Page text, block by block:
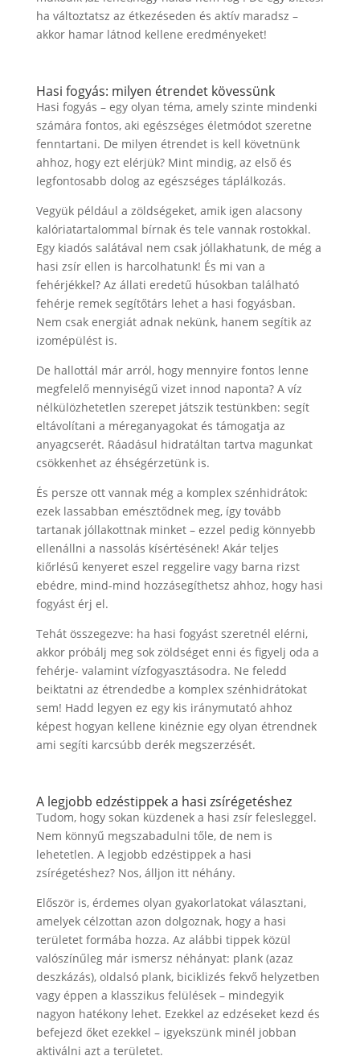
ha változtatsz az étkezéseden és aktív maradsz –
akkor hamar látnod kellene eredményeket!
Hasi fogyás: milyen étrendet kövessünk
Hasi fogyás – egy olyan téma, amely szinte mindenki
számára fontos, aki egészséges életmódot szeretne
fenntartani. De milyen étrendet is kell követnünk
ahhoz, hogy ezt elérjük? Mint mindig, az első és
legfontosabb dolog az egészséges táplálkozás.
Vegyük például a zöldségeket, amik igen alacsony
kalóriatartalommal bírnak és tele vannak rostokkal.
Egy kiadós salátával nem csak jóllakhatunk, de még a
hasi zsír ellen is harcolhatunk! És mi van a
fehérjékkel? Az állati eredetű húsokban található
fehérje remek segítőtárs lehet a hasi fogyásban.
Nem csak energiát adnak nekünk, hanem segítik az
izomépülést is.
De hallottál már arról, hogy mennyire fontos lenne
megfelelő mennyiségű vizet innod naponta? A víz
nélkülözhetetlen szerepet játszik testünkben: segít
eltávolítani a méreganyagokat és támogatja az
anyagcserét. Ráadásul hidratáltan tartva magunkat
csökkenhet az éhségérzetünk is.
És persze ott vannak még a komplex szénhidrátok:
ezek lassabban emésztődnek meg, így tovább
tartanak jóllakottnak minket – ezzel pedig könnyebb
ellenállni a nassolás kísértésének! Akár teljes
kiőrlésű kenyeret eszel reggelire vagy barna rizst
ebédre, mind-mind hozzásegíthetsz ahhoz, hogy hasi
fogyást érj el.
Tehát összegezve: ha hasi fogyást szeretnél elérni,
akkor próbálj meg sok zöldséget enni és figyelj oda a
fehérje- valamint vízfogyasztásodra. Ne feledd
beiktatni az étrendedbe a komplex szénhidrátokat
sem! Hadd legyen ez egy kis iránymutató ahhoz
képest hogyan kellene kinéznie egy olyan étrendnek
ami segíti karcsúbb derék megszerzését.
A legjobb edzéstippek a hasi zsírégetéshez
Tudom, hogy sokan küzdenek a hasi zsír felesleggel.
Nem könnyű megszabadulni tőle, de nem is
lehetetlen. A legjobb edzéstippek a hasi
zsírégetéshez? Nos, álljon itt néhány.
Először is, érdemes olyan gyakorlatokat választani,
amelyek célzottan azon dolgoznak, hogy a hasi
területet formába hozza. Az alábbi tippek közül
valószínűleg már ismersz néhányat: plank (azaz
deszkázás), oldalsó plank, biciklizés fekvő helyzetben
vagy éppen a klasszikus felülések – mindegyik
nagyon hatékony lehet. Ezekkel az edzéseket kezd és
befejezd őket ezekkel – igyekszünk minél jobban
aktiválni azt a területet.